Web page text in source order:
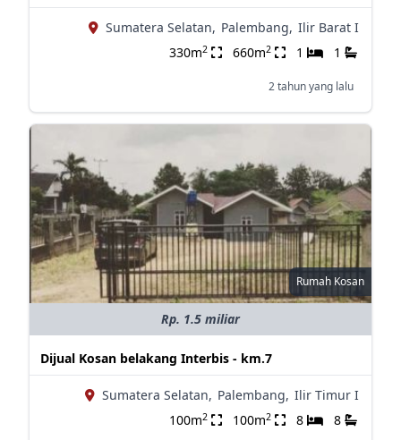
Sumatera Selatan, Palembang, Ilir Barat I
330m2 660m2 1 1
2 tahun yang lalu
Rumah Kosan
Rp. 1.5 miliar
Dijual Kosan belakang Interbis - km.7
Sumatera Selatan, Palembang, Ilir Timur I
100m2 100m2 8 8